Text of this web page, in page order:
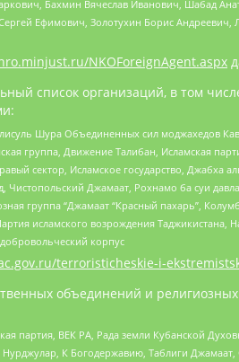
Бахмин Вячеслав Иванович, Шабад
Ефимович, Золотухин Борис
NKOForeignAgent.aspx
список организаций, в том
Шура Объединенных сил моджахедов
группа, Движение Талибан, Исламская
сектор, Исламское государство,
Чистопольский Джамаат, Рохнамо ба суи
группа “Джамаат “Красный пахарь”,
исламского возрождения
корпус
terroristicheskie-i-
объединений и
партия, ВЕК РА, Рада земли Кубанской
К Богодержавию, Таблиги